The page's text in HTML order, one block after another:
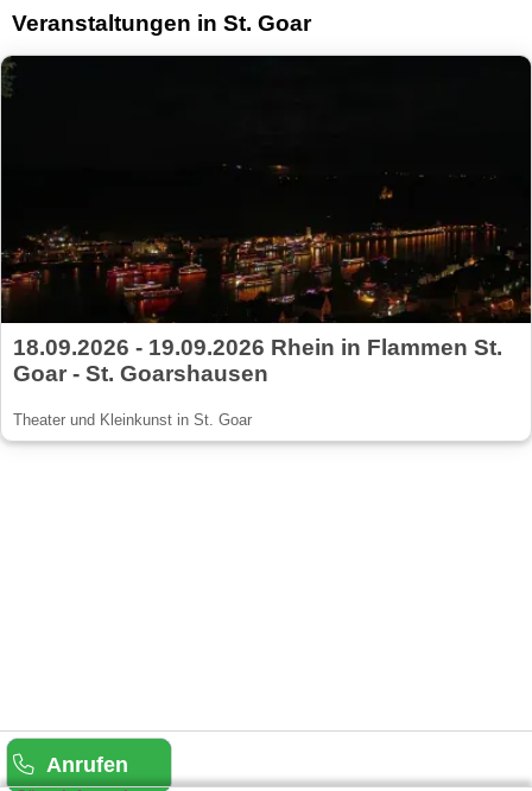
Veranstaltungen in St. Goar
18.09.2026 - 19.09.2026 Rhein in Flammen St.
Goar - St. Goarshausen
Theater und Kleinkunst in St. Goar
Anrufen